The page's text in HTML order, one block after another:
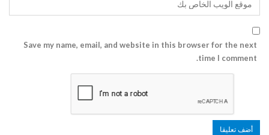
Save my name, email, and website in this browser for the next
time I comment.